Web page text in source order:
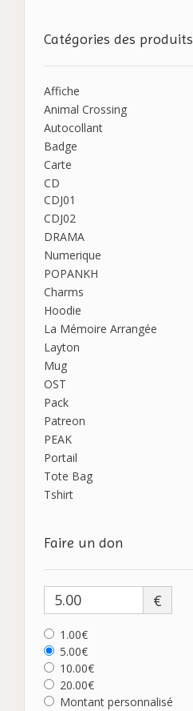
Catégories des produits
Affiche
Animal Crossing
Autocollant
Badge
Carte
CD
CDJ01
CDJ02
DRAMA
Numerique
POPANKH
Charms
Hoodie
La Mémoire Arrangée
Layton
Mug
OST
Pack
Patreon
PEAK
Portail
Tote Bag
Tshirt
Faire un don
€
1.00€
5.00€
10.00€
20.00€
Montant personnalisé